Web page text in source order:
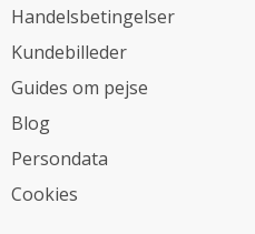
Handelsbetingelser
Kundebilleder
Guides om pejse
Blog
Persondata
Cookies